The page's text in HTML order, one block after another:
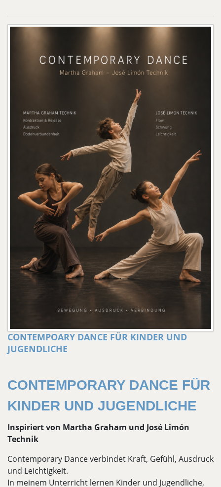
CONTEMPOARY DANCE FÜR KINDER UND
JUGENDLICHE
CONTEMPORARY DANCE FÜR
KINDER UND JUGENDLICHE
Inspiriert von Martha Graham und José Limón
Technik
Contemporary Dance verbindet Kraft, Gefühl, Ausdruck
und Leichtigkeit.
In meinem Unterricht lernen Kinder und Jugendliche,